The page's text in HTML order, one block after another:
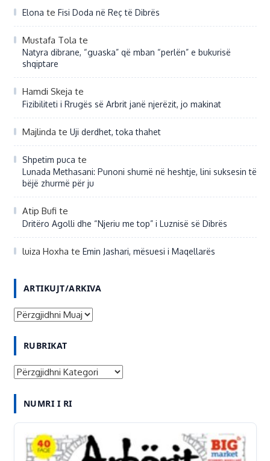
Elona te Fisi Doda në Reç të Dibrës
Mustafa Tola te
Natyra dibrane, “guaska” që mban “perlën” e bukurisë
shqiptare
Hamdi Skeja te
Fizibiliteti i Rrugës së Arbrit janë njerëzit, jo makinat
Majlinda te Uji derdhet, toka thahet
Shpetim puca te
Lunada Methasani: Punoni shumë në heshtje, lini suksesin të
bëjë zhurmë për ju
Atip Bufi te
Dritëro Agolli dhe “Njeriu me top” i Luznisë së Dibrës
luiza Hoxha te Emin Jashari, mësuesi i Maqellarës
ARTIKUJT/ARKIVA
A
K
U
T
RUBRIKAT
R
NUMRI I RI